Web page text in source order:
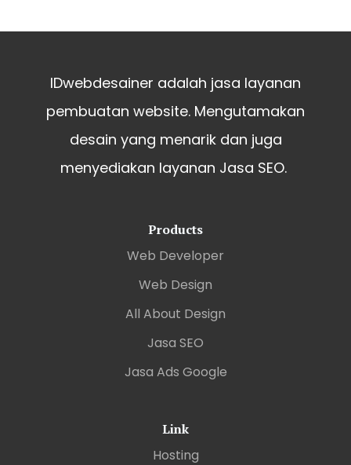
IDwebdesainer adalah jasa layanan
pembuatan website. Mengutamakan
desain yang menarik dan juga
menyediakan layanan Jasa SEO.
Products
Web Developer
Web Design
All About Design
Jasa SEO
Jasa Ads Google
Link
Hosting